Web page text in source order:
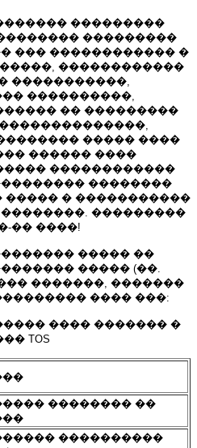
���������
���������
��� ������������ �
������������
�����������,
����������,
�� ���������
����� ����
������ ����
������������
��������
����� � �����������
���������
�� ����!
����� ��
����� (��.
�������, �������
���� ���:
���� ������� �
TOS
�������� ��
����������